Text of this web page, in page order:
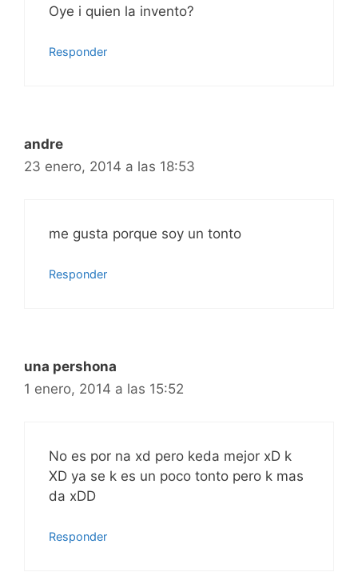
Oye i quien la invento?
Responder
andre
23 enero, 2014 a las 18:53
me gusta porque soy un tonto
Responder
una pershona
1 enero, 2014 a las 15:52
No es por na xd pero keda mejor xD k
XD ya se k es un poco tonto pero k mas
da xDD
Responder